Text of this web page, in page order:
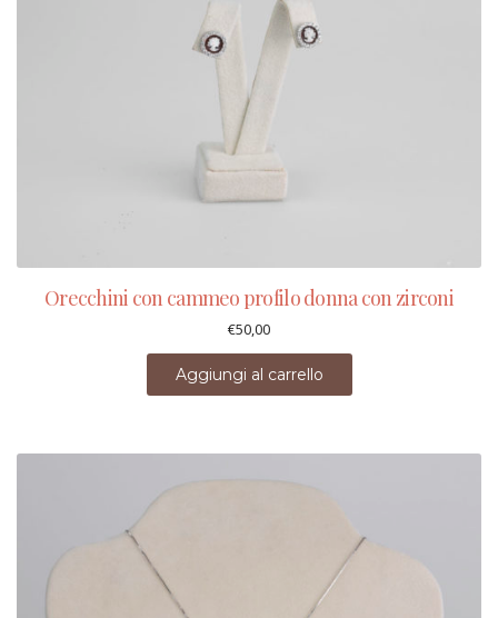
Orecchini con cammeo profilo donna con zirconi
€50,00
Aggiungi al carrello